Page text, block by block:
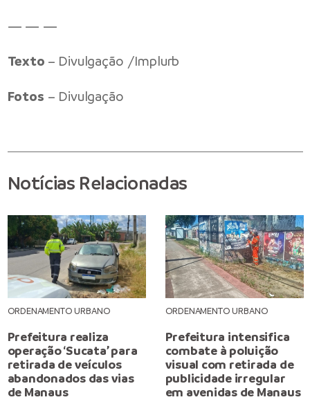
— — —
Texto – Divulgação /Implurb
Fotos – Divulgação
Notícias Relacionadas
ORDENAMENTO URBANO
Prefeitura realiza
operação ‘Sucata’ para
retirada de veículos
abandonados das vias
de Manaus
ORDENAMENTO URBANO
Prefeitura intensifica
combate à poluição
visual com retirada de
publicidade irregular
em avenidas de Manaus